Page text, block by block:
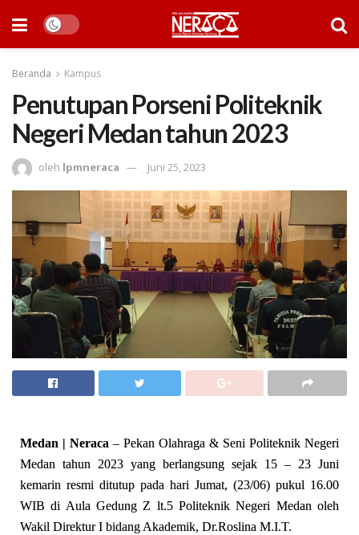
Beranda Kampus
Penutupan Porseni Politeknik
Negeri Medan tahun 2023
oleh lpmneraca Juni 25, 2023
Medan | Neraca – Pekan Olahraga & Seni Politeknik Negeri
Medan tahun 2023 yang berlangsung sejak 15 – 23 Juni
kemarin resmi ditutup pada hari Jumat, (23/06) pukul 16.00
WIB di Aula Gedung Z lt.5 Politeknik Negeri Medan oleh
Wakil Direktur I bidang Akademik, Dr.Roslina M.I.T.